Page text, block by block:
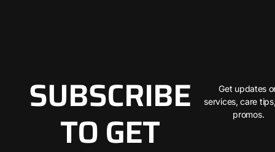
SUBSCRIBE
TO GET
Get updates
services, care
promos.